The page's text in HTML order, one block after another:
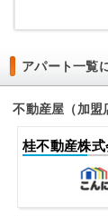
アパート一覧
不動産屋（加盟
桂不動産株式